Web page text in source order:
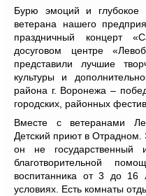
Бурю эмоций и глубокое
ветерана нашего
праздничный концерт
досуговом центре
представили лучшие
культуры и
района г. Воронежа –
городских, районных
Вместе с ветеранами
Детский приют в Отрадном.
он не государственный
благотворительной
воспитанника от 3 до 16
условиях. Есть комнаты